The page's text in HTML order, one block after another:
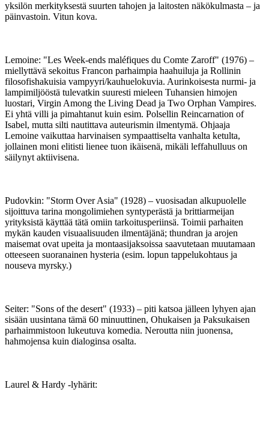
yksilön merkityksestä suurten tahojen ja laitosten näkökulmasta – ja
päinvastoin. Vitun kova.
Lemoine: "Les Week-ends maléfiques du Comte Zaroff" (1976) –
miellyttävä sekoitus Francon parhaimpia haahuiluja ja Rollinin
filosofishakuisia vampyyri/kauhuelokuvia. Aurinkoisesta nurmi- ja
lampimiljööstä tulevatkin suuresti mieleen Tuhansien himojen
luostari, Virgin Among the Living Dead ja Two Orphan Vampires.
Ei yhtä villi ja pimahtanut kuin esim. Polsellin Reincarnation of
Isabel, mutta silti nautittava auteurismin ilmentymä. Ohjaaja
Lemoine vaikuttaa harvinaisen sympaattiselta vanhalta ketulta,
jollainen moni elitisti lienee tuon ikäisenä, mikäli leffahulluus on
säilynyt aktiivisena.
Pudovkin: "Storm Over Asia" (1928) – vuosisadan alkupuolelle
sijoittuva tarina mongolimiehen syntyperästä ja brittiarmeijan
yrityksistä käyttää tätä omiin tarkoitusperiinsä. Toimii parhaiten
mykän kauden visuaalisuuden ilmentäjänä; thundran ja arojen
maisemat ovat upeita ja montaasijaksoissa saavutetaan muutamaan
otteeseen suoranainen hysteria (esim. lopun tappelukohtaus ja
nouseva myrsky.)
Seiter: "Sons of the desert" (1933) – piti katsoa jälleen lyhyen ajan
sisään uusintana tämä 60 minuuttinen, Ohukaisen ja Paksukaisen
parhaimmistoon lukeutuva komedia. Neroutta niin juonensa,
hahmojensa kuin dialoginsa osalta.
Laurel & Hardy ‑lyhärit: